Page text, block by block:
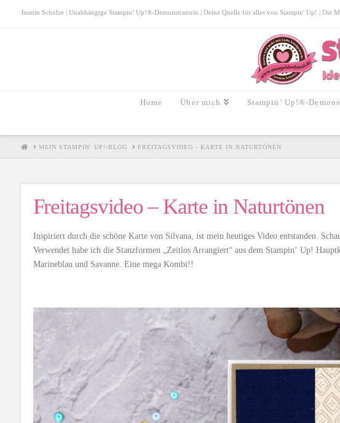
Jasmin Schulze | Unabhängige Stampin’ Up!®-Demonstratorin | Deine Quelle für alles von Stampin' Up! |
Home Über mich Stampin’ Up!®-
HOMEMEIN STAMPIN' UP!-BLOG FREITAGSVIDEO - KARTE IN NATURTÖNEN
Freitagsvideo – Karte in Naturtönen
Inspiriert durch die schöne Karte von Silvana, ist mein heutiges Video entstanden.
Verwendet habe ich die Stanzformen „Zeitlos Arrangiert“ aus dem Stampin‘ Up!
Marineblau und Savanne. Eine mega Kombi!!